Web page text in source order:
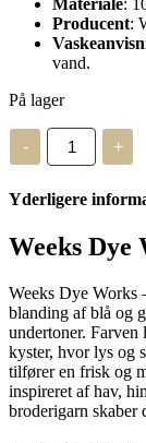
Materiale:
Producent:
vand.
På lager
-
Weeks
Dye
Works
1181
+
Yderligere
Weeks Dye
Weeks Dye Works
blanding af blå og
undertoner. Farven
kyster, hvor lys og
tilfører en frisk og
inspireret af hav,
broderigarn skaber